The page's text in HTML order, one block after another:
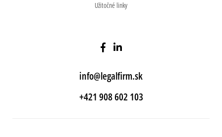
Užitočné linky
info@legalfirm.sk
+421 908 602 103